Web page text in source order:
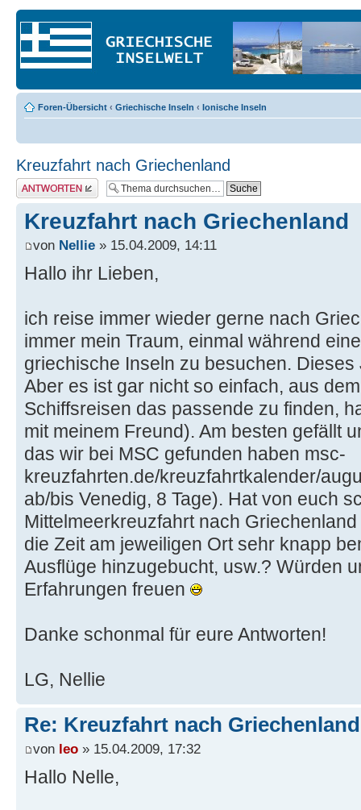
Foren-Übersicht ‹ Griechische Inseln ‹ Ionische Inseln
Kreuzfahrt nach Griechenland
Antwort erstellen
Kreuzfahrt nach Griechenland
von Nellie » 15.04.2009, 14:11
Hallo ihr Lieben,
ich reise immer wieder gerne nach
immer mein Traum, einmal während
griechische Inseln zu besuchen.
Aber es ist gar nicht so einfach, aus
Schiffsreisen das passende zu finden,
mit meinem Freund). Am besten gefällt
das wir bei MSC gefunden haben msc-
kreuzfahrten.de/kreuzfahrtkalender/
ab/bis Venedig, 8 Tage). Hat von euch
Mittelmeerkreuzfahrt nach
die Zeit am jeweiligen Ort sehr knapp
Ausflüge hinzugebucht, usw.? Würden
Erfahrungen freuen
Danke schonmal für eure Antworten!
LG, Nellie
Re: Kreuzfahrt nach Griechenland
von leo » 15.04.2009, 17:32
Hallo Nelle,